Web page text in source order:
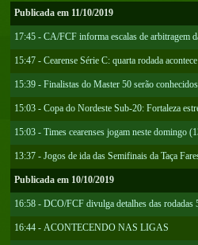
Publicada em 11/10/2019
17:45 - CA/FCF informa escalas de arbitragem
15:47 - Cearense Série C: quarta rodada
15:39 - Finalistas do Master 50 serão
15:03 - Copa do Nordeste Sub-20: Fortaleza
15:03 - Times cearenses jogam neste domingo
13:37 - Jogos de ida das Semifinais da Taça
Publicada em 10/10/2019
16:58 - DCO/FCF divulga detalhes das rodadas
16:44 - ACONTECENDO NAS LIGAS